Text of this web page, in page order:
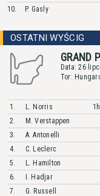
10.
P. Gasly
OSTATNI WYŚCIG
GRAND
Data: 26
Tor:
1. L. Norris
2.
M. Verstappen
3.
A. Antonelli
4.
C. Leclerc
5.
L. Hamilton
6.
I. Hadjar
7.
G. Russell